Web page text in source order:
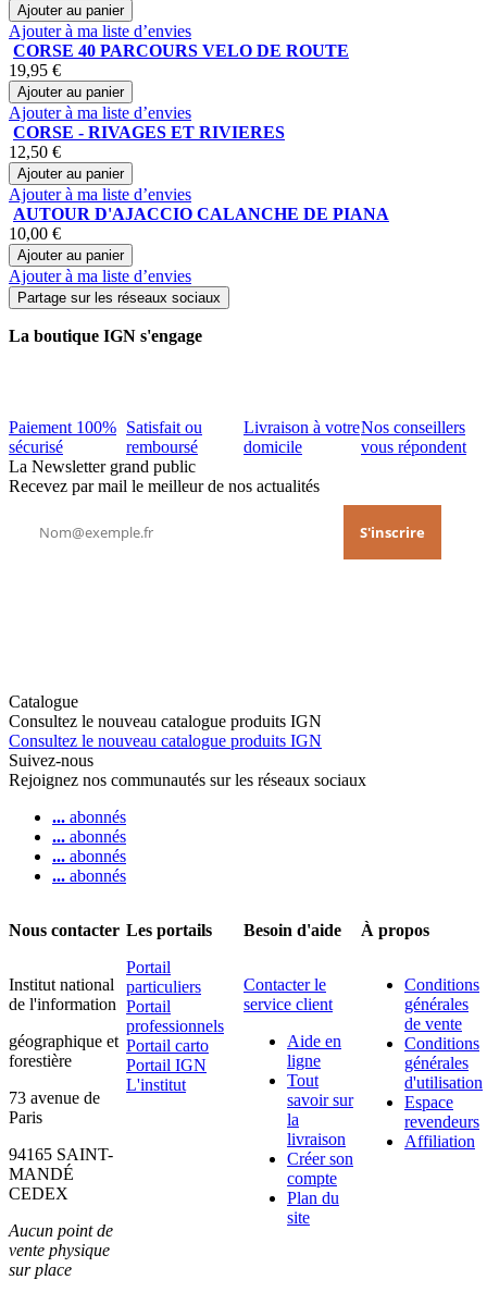
Ajouter au panier
Ajouter à ma liste d’envies
CORSE 40 PARCOURS VELO DE ROUTE
19,95 €
Ajouter au panier
Ajouter à ma liste d’envies
CORSE - RIVAGES ET RIVIERES
12,50 €
Ajouter au panier
Ajouter à ma liste d’envies
AUTOUR D'AJACCIO CALANCHE DE PIANA
10,00 €
Ajouter au panier
Ajouter à ma liste d’envies
Partage sur les réseaux sociaux
La boutique IGN s'engage
Paiement 100%
sécurisé
Satisfait ou
remboursé
Livraison à votre
domicile
Nos conseillers
vous répondent
La Newsletter grand public
Recevez par mail le meilleur de nos actualités
Catalogue
Consultez le nouveau catalogue produits IGN
Consultez le nouveau catalogue produits IGN
Suivez-nous
Rejoignez nos communautés sur les réseaux sociaux
... abonnés
... abonnés
... abonnés
... abonnés
Nous contacter
Institut national
de l'information
géographique et
forestière
73 avenue de
Paris
94165 SAINT-
MANDÉ
CEDEX
Aucun point de
vente physique
sur place
Les portails
Portail
particuliers
Portail
professionnels
Portail carto
Portail IGN
L'institut
Besoin d'aide
Contacter le
service client
Aide en
ligne
Tout
savoir sur
la
livraison
Créer son
compte
Plan du
site
À propos
Conditions
générales
de vente
Conditions
générales
d'utilisation
Espace
revendeurs
Affiliation